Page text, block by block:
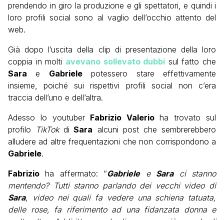
prendendo in giro la produzione e gli spettatori, e quindi i
loro profili social sono al vaglio dell’occhio attento del
web.
Già dopo l’uscita della clip di presentazione della loro
coppia in molti avevano sollevato dubbi sul fatto che
Sara e Gabrielepotessero stare effettivamente
insieme, poiché sui rispettivi profili social non c’era
traccia dell’uno e dell’altra.
Adesso lo youtuber Fabrizio Valerio ha trovato sul
profilo
TikTokdi Sara alcuni post che sembrerebbero
alludere ad altre frequentazioni che non corrispondono a
Gabriele.
Fabrizio ha affermato: “Gabrielee Saraci stanno
mentendo? Tutti stanno parlando dei vecchi video di
Sara, video nei quali fa vedere una schiena tatuata,
delle rose, fa riferimento ad una fidanzata donna e